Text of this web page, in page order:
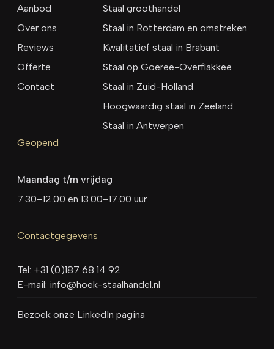
Aanbod
Over ons
Reviews
Offerte
Contact
Staal groothandel
Staal in Rotterdam en omstreken
Kwalitatief staal in Brabant
Staal op Goeree-Overflakkee
Staal in Zuid-Holland
Hoogwaardig staal in Zeeland
Staal in Antwerpen
Geopend
Maandag t/m vrijdag
7.30–12.00 en 13.00–17.00 uur
Contactgegevens
Tel: +31 (0)187 68 14 92
E-mail: info@hoek-staalhandel.nl
Bezoek onze LinkedIn pagina